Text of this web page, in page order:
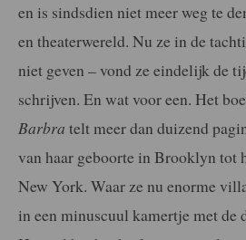
en is sindsdien niet meer weg te
en theaterwereld. Nu ze in de
niet geven – vond ze eindelijk de
schrijven. En wat voor een. Het
Barbra telt meer dan duizend
van haar geboorte in Brooklyn tot
New York. Waar ze nu enorme
in een minuscuul kamertje met de